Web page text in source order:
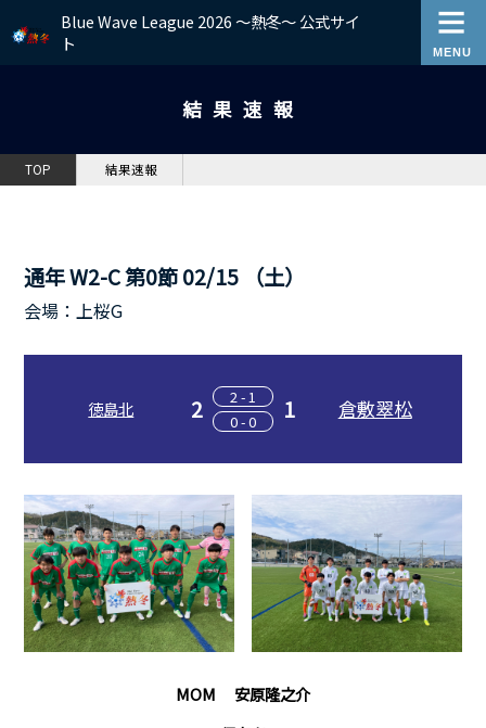
Blue Wave League 2026 ～熱冬～ 公式サイ
ト
結果速報
TOP 結果速報
通年 W2-C 第0節 02/15 （土）
会場：上桜G
徳島北 2
2 - 1
0 - 0
1 倉敷翠松
MOM 安原隆之介